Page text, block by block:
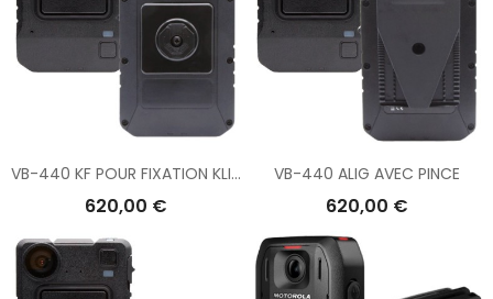
VB-440 KF POUR FIXATION KLICK FAST
620,00 €
VB-440 ALIG AVEC PINCE
620,00 €